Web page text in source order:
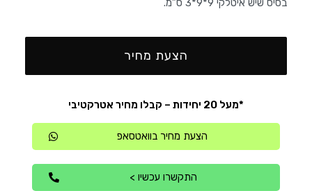
בסיס שיש איטלקי 9*9*3 ס”מ.
הצעת מחיר
*מעל 20 יחידות – קבלו מחיר אטרקטיבי
הצעת מחיר בוואטסאפ
התקשרו עכשיו >